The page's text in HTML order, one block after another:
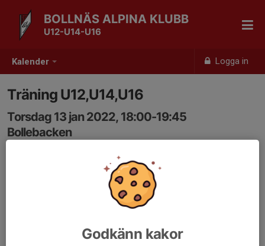
Kalender Logga in
BOLLNÄS ALPINA KLUBB
U12-U14-U16
Träning U12,U14,U16
Torsdag 13 jan 2022, 18:00-19:45
Bollebacken
Godkänn kakor